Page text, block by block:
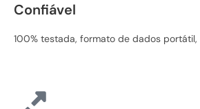
Confiável
100% testada, formato de dados portátil,